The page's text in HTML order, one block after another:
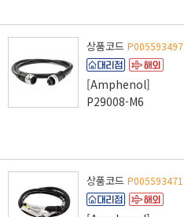
상품코드 P005593497
[Amphenol]
P29008-M6
상품코드 P005593471